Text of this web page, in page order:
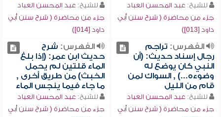
للشيخ: عبد المحسن العباد
جزء من محاضرة ( شرح سنن أبي
داود [013])
للشيخ: عبد المحسن العباد
جزء من محاضرة ( شرح سنن أبي
داود [014])
الفهرس: تراجم
رجال إسناد حديث: (أن
النبي كان يوضع له
وضوءه...) , السواك لمن
قام من الليل
للشيخ: عبد المحسن العباد
جزء من محاضرة ( شرح سنن أبي
الفهرس: شرح
حديث ابن عمر: (إذا بلغ
الماء قلتين لم يحمل
الخبث) من طريق أخرى ,
ما جاء فيما ينجس الماء
للشيخ: عبد المحسن العباد
جزء من محاضرة ( شرح سنن أبي